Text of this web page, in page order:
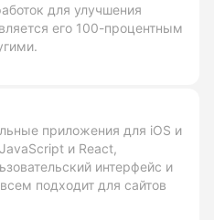
для улучшения
его 100-процентным
приложения для iOS и
и React,
интерфейс и
подходит для сайтов